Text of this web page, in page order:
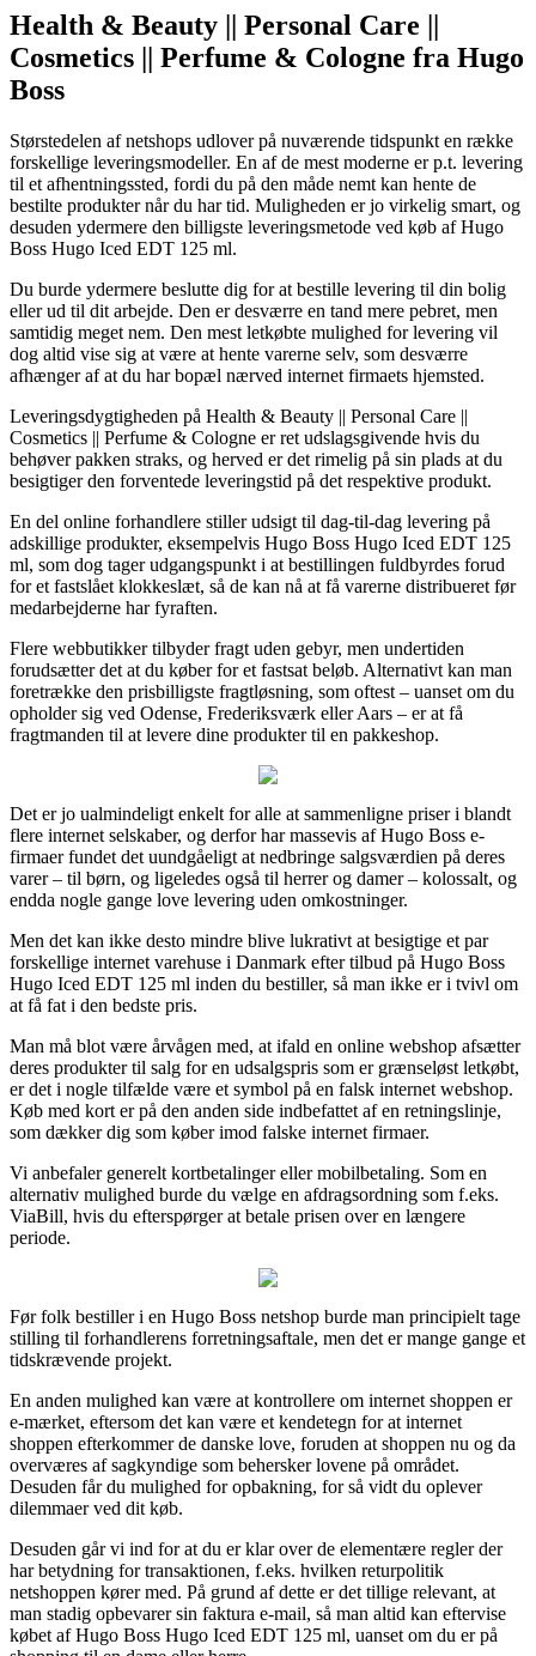
Health & Beauty || Personal Care ||
Cosmetics || Perfume & Cologne fra Hugo
Boss
Størstedelen af netshops udlover på nuværende tidspunkt en række
forskellige leveringsmodeller. En af de mest moderne er p.t. levering
til et afhentningssted, fordi du på den måde nemt kan hente de
bestilte produkter når du har tid. Muligheden er jo virkelig smart, og
desuden ydermere den billigste leveringsmetode ved køb af Hugo
Boss Hugo Iced EDT 125 ml.
Du burde ydermere beslutte dig for at bestille levering til din bolig
eller ud til dit arbejde. Den er desværre en tand mere pebret, men
samtidig meget nem. Den mest letkøbte mulighed for levering vil
dog altid vise sig at være at hente varerne selv, som desværre
afhænger af at du har bopæl nærved internet firmaets hjemsted.
Leveringsdygtigheden på Health & Beauty || Personal Care ||
Cosmetics || Perfume & Cologne er ret udslagsgivende hvis du
behøver pakken straks, og herved er det rimelig på sin plads at du
besigtiger den forventede leveringstid på det respektive produkt.
En del online forhandlere stiller udsigt til dag-til-dag levering på
adskillige produkter, eksempelvis Hugo Boss Hugo Iced EDT 125
ml, som dog tager udgangspunkt i at bestillingen fuldbyrdes forud
for et fastslået klokkeslæt, så de kan nå at få varerne distribueret før
medarbejderne har fyraften.
Flere webbutikker tilbyder fragt uden gebyr, men undertiden
forudsætter det at du køber for et fastsat beløb. Alternativt kan man
foretrække den prisbilligste fragtløsning, som oftest – uanset om du
opholder sig ved Odense, Frederiksværk eller Aars – er at få
fragtmanden til at levere dine produkter til en pakkeshop.
Det er jo ualmindeligt enkelt for alle at sammenligne priser i blandt
flere internet selskaber, og derfor har massevis af Hugo Boss e-
firmaer fundet det uundgåeligt at nedbringe salgsværdien på deres
varer – til børn, og ligeledes også til herrer og damer – kolossalt, og
endda nogle gange love levering uden omkostninger.
Men det kan ikke desto mindre blive lukrativt at besigtige et par
forskellige internet varehuse i Danmark efter tilbud på Hugo Boss
Hugo Iced EDT 125 ml inden du bestiller, så man ikke er i tvivl om
at få fat i den bedste pris.
Man må blot være årvågen med, at ifald en online webshop afsætter
deres produkter til salg for en udsalgspris som er grænseløst letkøbt,
er det i nogle tilfælde være et symbol på en falsk internet webshop.
Køb med kort er på den anden side indbefattet af en retningslinje,
som dækker dig som køber imod falske internet firmaer.
Vi anbefaler generelt kortbetalinger eller mobilbetaling. Som en
alternativ mulighed burde du vælge en afdragsordning som f.eks.
ViaBill, hvis du efterspørger at betale prisen over en længere
periode.
Før folk bestiller i en Hugo Boss netshop burde man principielt tage
stilling til forhandlerens forretningsaftale, men det er mange gange et
tidskrævende projekt.
En anden mulighed kan være at kontrollere om internet shoppen er
e-mærket, eftersom det kan være et kendetegn for at internet
shoppen efterkommer de danske love, foruden at shoppen nu og da
overværes af sagkyndige som behersker lovene på området.
Desuden får du mulighed for opbakning, for så vidt du oplever
dilemmaer ved dit køb.
Desuden går vi ind for at du er klar over de elementære regler der
har betydning for transaktionen, f.eks. hvilken returpolitik
netshoppen kører med. På grund af dette er det tillige relevant, at
man stadig opbevarer sin faktura e-mail, så man altid kan eftervise
købet af Hugo Boss Hugo Iced EDT 125 ml, uanset om du er på